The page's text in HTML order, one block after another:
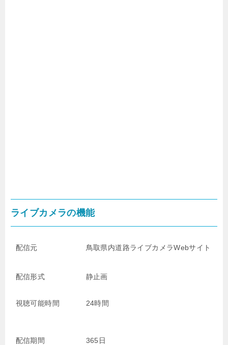
ライブカメラの機能
配信元 鳥取県内道路ライブカメラWebサイト
配信形式 静止画
視聴可能時間 24時間
配信期間 365日